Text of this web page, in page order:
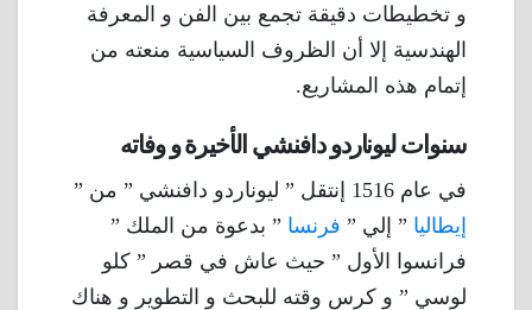
و تخطيطات دقيقة تجمع بين الفن و المعرفة
الهندسية إلا أن الظروف السياسية منعته من
إتمام هذه المشاريع.
سنوات ليوناردو دافنشي الأخيرة و وفاته
في عام 1516 إنتقل ” ليوناردو دافنشي ” من ”
إيطاليا ” إلي ” فرنسا ” بدعوة من الملك ”
فرانسوا الأول ” حيث عاش في قصر ” كلو
لوسي ” و كرس وقته للبحث و التطوير و هناك